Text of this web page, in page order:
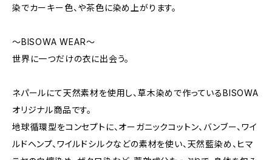
染でカーキー色、や茶色に染め上がります。
～BISOWA WEAR～
世界に一つだけの衣に出会う。
ネパールにて天然素材を使用し、草木染めで作っているBISOWA
オリジナル商品です。
地球循環型をコンセプトに、オーガニックコットン、バンブー、ワイ
ルドヘンプ、ワイルドシルクなどの素材を使い、天然藍染め、ヒマ